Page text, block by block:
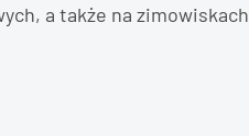
a także na zimowiskach